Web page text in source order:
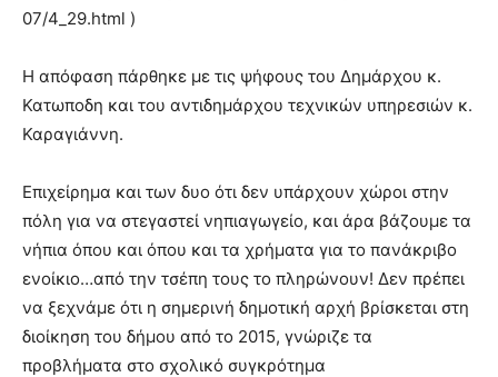
07/4_29.html )
Η απόφαση πάρθηκε με τις ψήφους του Δημάρχου κ.
Κατωποδη και του αντιδημάρχου τεχνικών υπηρεσιών κ.
Καραγιάννη.
Επιχείρημα και των δυο ότι δεν υπάρχουν χώροι στην
πόλη για να στεγαστεί νηπιαγωγείο, και άρα βάζουμε τα
νήπια όπου και όπου και τα χρήματα για το πανάκριβο
ενοίκιο…από την τσέπη τους το πληρώνουν! Δεν πρέπει
να ξεχνάμε ότι η σημερινή δημοτική αρχή βρίσκεται στη
διοίκηση του δήμου από το 2015, γνώριζε τα
προβλήματα στο σχολικό συγκρότημα